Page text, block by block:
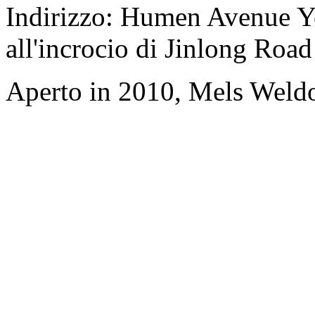
Indirizzo: Humen Avenue
all'incrocio di Jinlong Road
Aperto in 2010, Mels